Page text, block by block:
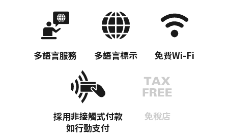
多語言服務 多語言標示 免費Wi-Fi
採用非接觸式付款
如行動支付
免稅店